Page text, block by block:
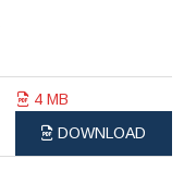
4 MB
DOWNLOAD